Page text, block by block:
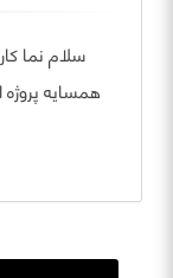
سلام نما
همسایه